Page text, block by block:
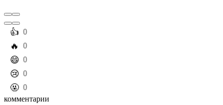
️👍 0
️🔥 0
️😄 0
️😢 0
️🤬 0
комментарии